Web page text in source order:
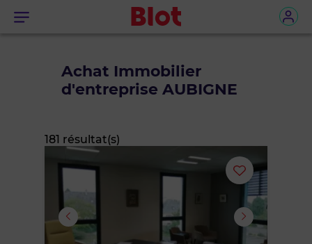
Menu
Achat Immobilier
d'entreprise AUBIGNE
181 résultat(s)
Ajouter
ou
supprimer